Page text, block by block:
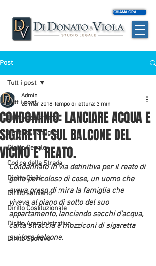
CHIAMA ORA
Post
Tutti i post
Diritto del Lavoro
Diritto di Famiglia
Diritto Penale
Codice della Strada
Diritto Civile
Diritto sanitario
Diritto Costituzionale
Diritto Amministrativo
Diritto Sportivo
Tutti i post
CONDOMINIO: LANCIARE ACQUA E
SIGARETTE SUL BALCONE DEL
VICINO E' REATO.
Admin
28 mar 2018 Tempo di lettura: 2 min
Condannato in via definitiva per il reato di
getto pericoloso di cose, un uomo che
aveva preso di mira la famiglia che
viveva al piano di sotto del suo
appartamento, lanciando secchi d'acqua,
carta straccia e mozziconi di sigaretta
sul loro balcone.